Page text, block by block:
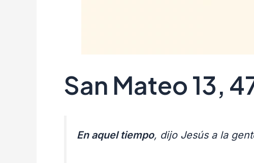
San Mateo 13,
En aquel tiempo, dijo Jesús a la